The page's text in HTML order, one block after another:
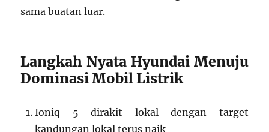
sama buatan luar.
Langkah Nyata Hyundai Menuju
Dominasi Mobil Listrik
Ioniq 5 dirakit lokal dengan target
kandungan lokal terus naik